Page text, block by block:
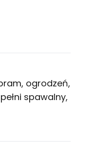
ogrodzeń,
spawalny,